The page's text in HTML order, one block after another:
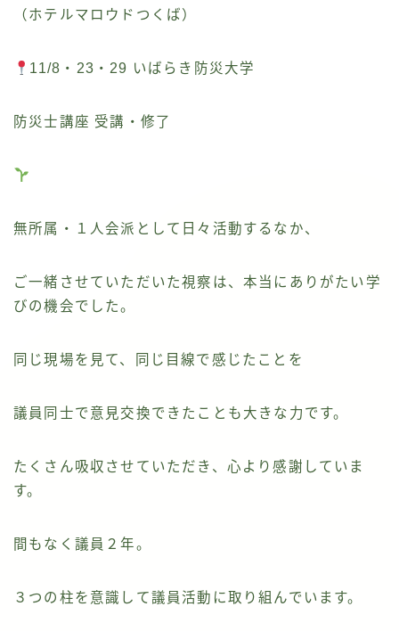
（ホテルマロウドつくば）
11/8・23・29 いばらき防災大学
防災士講座 受講・修了
無所属・１人会派として日々活動するなか、
ご一緒させていただいた視察は、本当にありがたい学
びの機会でした。
同じ現場を見て、同じ目線で感じたことを
議員同士で意見交換できたことも大きな力です。
たくさん吸収させていただき、心より感謝していま
す。
間もなく議員２年。
３つの柱を意識して議員活動に取り組んでいます。